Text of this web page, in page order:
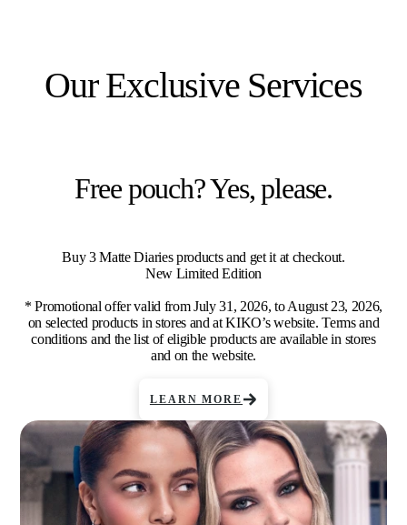
Our Exclusive Services
Free pouch? Yes, please.
Buy 3 Matte Diaries products and get it at checkout.
New Limited Edition
* Promotional offer valid from July 31, 2026, to August 23, 2026,
on selected products in stores and at KIKO’s website. Terms and
conditions and the list of eligible products are available in stores
and on the website.
LEARN MORE